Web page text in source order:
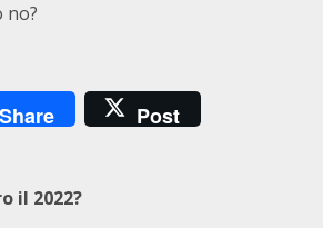
no?
Share Post
il 2022?